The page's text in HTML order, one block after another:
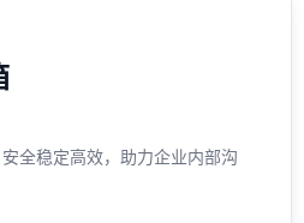
全稳定高效，助力企业内部沟